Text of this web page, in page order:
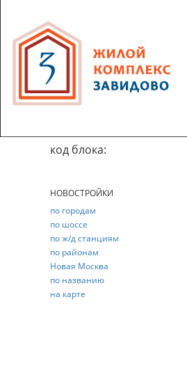
код блока:
НОВОСТРОЙКИ
по городам
по шоссе
по ж/д станциям
по районам
Новая Москва
по названию
на карте